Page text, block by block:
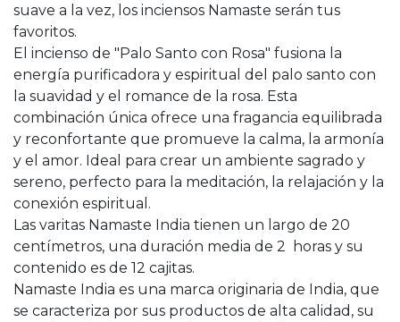
suave a la vez, los inciensos Namaste serán tus
favoritos.
El incienso de "Palo Santo con Rosa" fusiona la
energía purificadora y espiritual del palo santo con
la suavidad y el romance de la rosa. Esta
combinación única ofrece una fragancia equilibrada
y reconfortante que promueve la calma, la armonía
y el amor. Ideal para crear un ambiente sagrado y
sereno, perfecto para la meditación, la relajación y la
conexión espiritual.
Las varitas Namaste India tienen un largo de 20
centímetros, una duración media de 2 horas y su
contenido es de 12 cajitas.
Namaste India es una marca originaria de India, que
se caracteriza por sus productos de alta calidad, su